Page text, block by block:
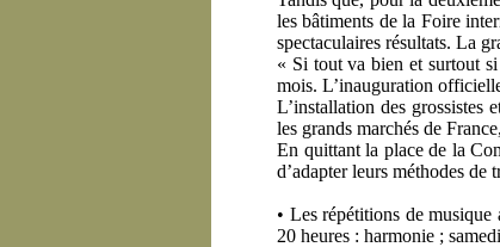
les bâtiments de la Foire
spectaculaires résultats. La
« Si tout va bien et surtout
mois. L’inauguration
L’installation des grossistes
les grands marchés de
En quittant la place de la
d’adapter leurs méthodes de
• Les répétitions de
20 heures : harmonie ;